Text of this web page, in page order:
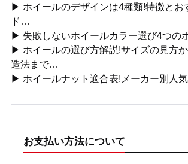
▶ ホイールのデザインは4種類!特徴とお
ド…
▶ 失敗しないホイールカラー選び4つの
▶ ホイールの選び方解説!サイズの見方
造法まで…
▶ ホイールナット適合表!メーカー別人
お支払い方法について